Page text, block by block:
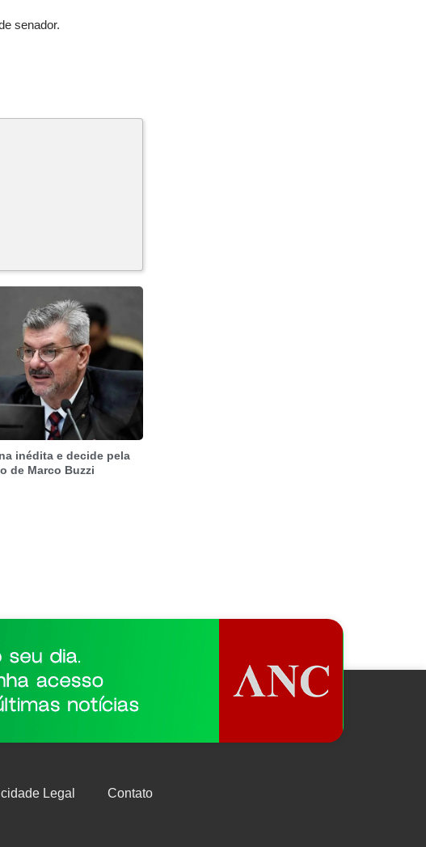
senador.
inédita e decide pela
de Marco Buzzi
Legal Contato